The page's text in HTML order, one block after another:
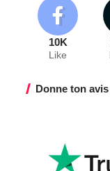
10K
Like
Donne ton avis